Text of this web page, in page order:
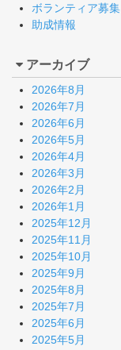
ボランティア募集
助成情報
アーカイブ
2026年8月
2026年7月
2026年6月
2026年5月
2026年4月
2026年3月
2026年2月
2026年1月
2025年12月
2025年11月
2025年10月
2025年9月
2025年8月
2025年7月
2025年6月
2025年5月